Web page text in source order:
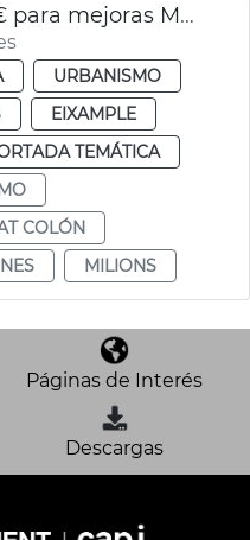
Inversión 3 millones € para mejoras Mercado Colón
URBANISMO
EIXAMPLE
TEMÁTICA
COLÓN
MILIONS
Páginas de Interés
Descargas